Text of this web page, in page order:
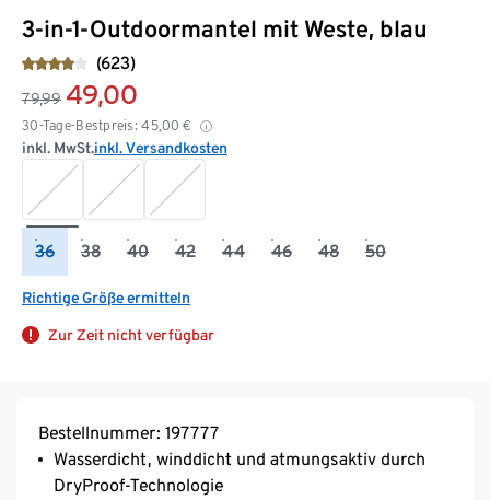
3-in-1-Outdoormantel mit Weste, blau
(623)
79,99 49,00
30-Tage-Bestpreis: 45,00 €
inkl. MwSt.inkl. Versandkosten
36 38 40 42 44 46 48 50
Richtige Größe ermitteln
Zur Zeit nicht verfügbar
Bestellnummer: 197777
Wasserdicht, winddicht und atmungsaktiv durch
DryProof-Technologie